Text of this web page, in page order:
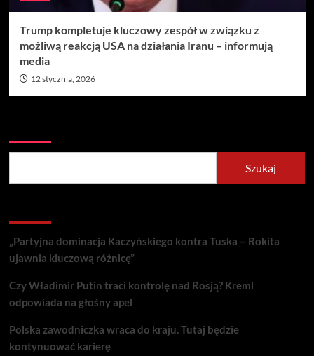
Trump kompletuje kluczowy zespół w związku z
możliwą reakcją USA na działania Iranu – informują
media
12 stycznia, 2026
Szukaj
„Partyjna dominacja Kaczyńskiego kontra Tuska – Rokita
ujawnia kluczową różnicę”
Czy Władimir Putin traci kontrolę nad Rosją? Kreml
odpowiada na głośny apel
Polska zawodniczka wraca do kraju. Tutaj będzie
kontynuować karierę